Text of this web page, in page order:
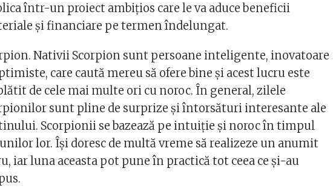
într-un proiect ambițios care le va aduce beneficii
și financiare pe termen îndelungat.
Nativii Scorpion sunt persoane inteligente, inovatoare
care caută mereu să ofere bine și acest lucru este
de cele mai multe ori cu noroc. În general, zilele
sunt pline de surprize și întorsături interesante ale
Scorpionii se bazează pe intuiție și noroc în timpul
lor. Își doresc de multă vreme să realizeze un anumit
iar luna aceasta pot pune în practică tot ceea ce și-au